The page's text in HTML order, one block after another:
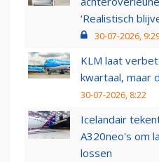
‘Realistisch
30-07-2026,
KLM laat
kwartaal, maar
30-07-2026, 8:22
Icelandair
A320neo's om
lossen